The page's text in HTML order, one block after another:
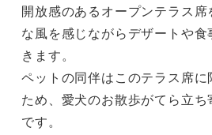
開放感のあるオープンテラス
な風を感じながらデザートや
きます。
ペットの同伴はこのテラス席
ため、愛犬のお散歩がてら立ち
です。